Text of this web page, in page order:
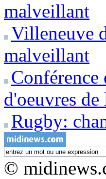
malveillant
Villeneuve
malveillant
Conférence
d'oeuvres
Rugby:
©